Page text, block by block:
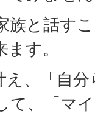
族と話す
す。
え、「自
て、「マ